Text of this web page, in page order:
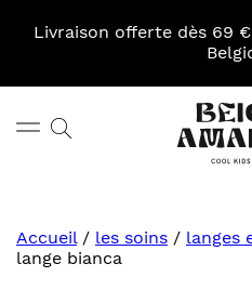
Livraison offerte dès 69
Rechercher
Accueil/ les soins / langes
lange bianca